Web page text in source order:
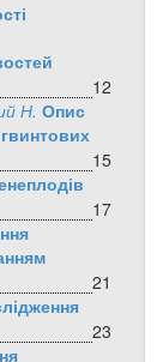
12
Н. Опис
15
17
21
23